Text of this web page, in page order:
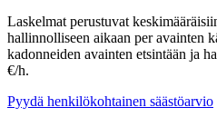
Laskelmat perustuvat
hallinnolliseen aikaan per avainten
kadonneiden avainten etsintään ja
€/h.
Pyydä henkilökohtainen säästöarvio